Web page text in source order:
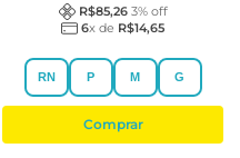
R$85,26 3% off
6x de R$14,65
RN P M G
Comprar